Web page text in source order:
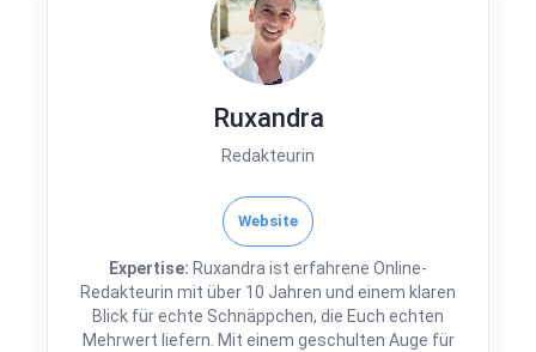
Ruxandra
Redakteurin
Website
Expertise: Ruxandra ist erfahrene Online-
Redakteurin mit über 10 Jahren und einem klaren
Blick für echte Schnäppchen, die Euch echten
Mehrwert liefern. Mit einem geschulten Auge für